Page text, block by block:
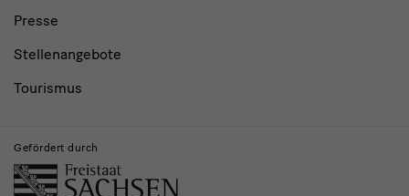
Presse
Stellenangebote
Tourismus
Gefördert durch